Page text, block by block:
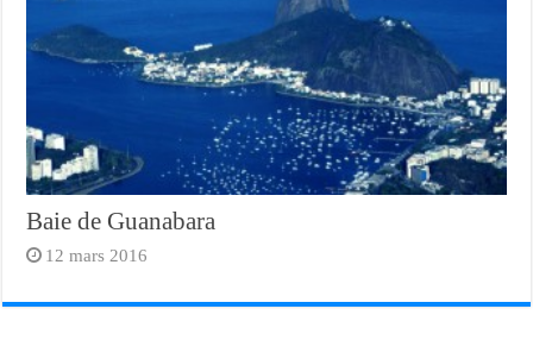
Baie de Guanabara
12 mars 2016